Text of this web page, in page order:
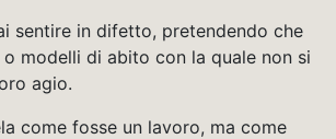
sentire in difetto, pretendendo che
modelli di abito con la quale non si
agio.
come fosse un lavoro, ma come